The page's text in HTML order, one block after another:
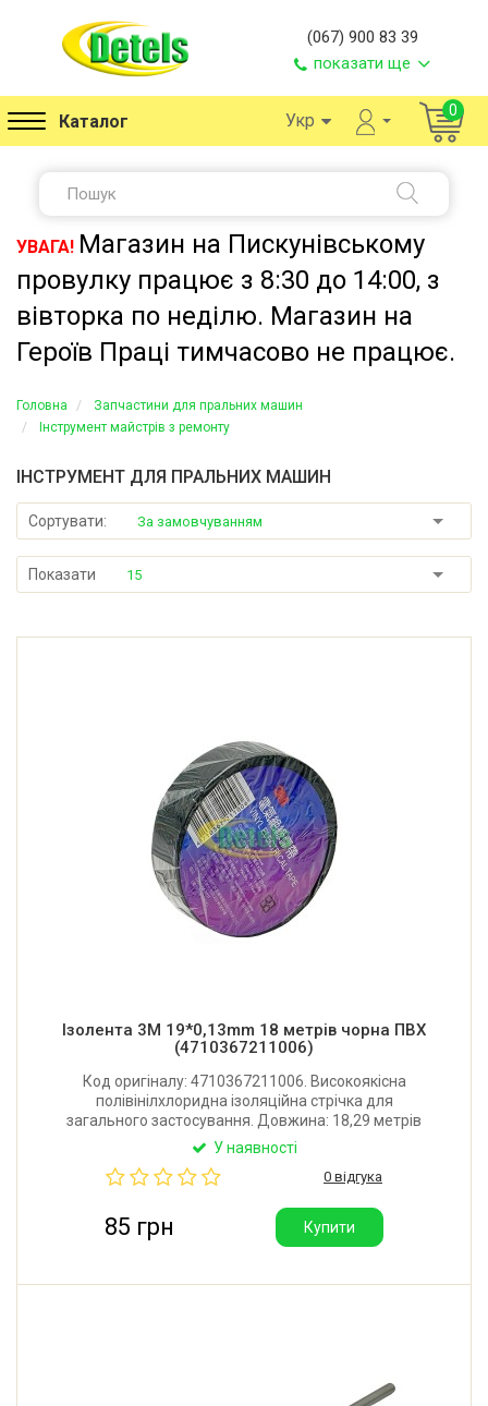
(067) 900 83 39
показати ще
Каталог Укр 0
УВАГА! Магазин на Пискунівському
провулку працює з 8:30 до 14:00, з
вівторка по неділю. Магазин на
Героїв Праці тимчасово не працює.
Головна
Запчастини для пральних машин
Інструмент майстрів з ремонту
ІНСТРУМЕНТ ДЛЯ ПРАЛЬНИХ МАШИН
Сортувати: За замовчуванням
Показати 15
Ізолента 3М 19*0,13mm 18 метрів чорна ПВХ
(4710367211006)
Код оригіналу: 4710367211006. Високоякісна
полівінілхлоридна ізоляційна стрічка для
загального застосування. Довжина: 18,29 метрів
(20 ярдів). Ширина: 19 мм. Товщина: 0,13 мм.
Виробник: 3М (Китай).
У наявності
0 відгука
85 грн Купити